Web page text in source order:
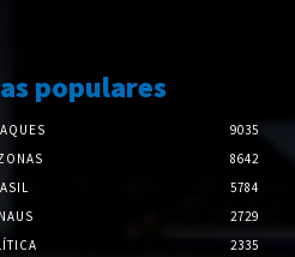
populares
9035
8642
5784
2729
2335